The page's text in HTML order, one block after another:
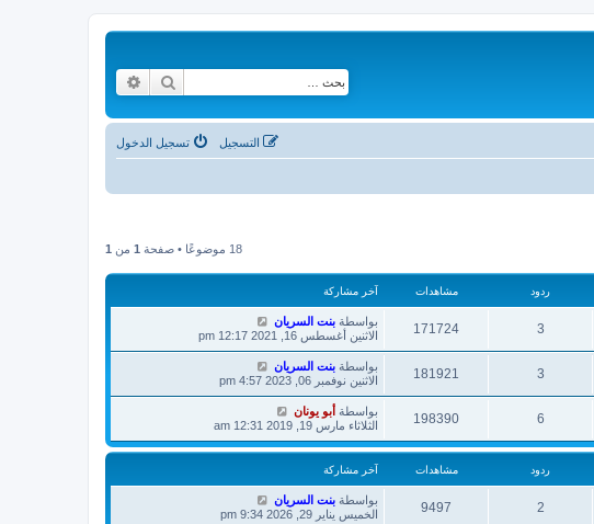
بحث
تسجيل الدخول التسجيل
18 موضوعًا • صفحة 1 من 1
ردود مشاهدات آخر مشاركة
3
171724 بواسطة بنت السريان
الاثنين أغسطس 16, 2021 12:17 pm
3
181921 بواسطة بنت السريان
الاثنين نوفمبر 06, 2023 4:57 pm
6
198390 بواسطة أبو يونان
الثلاثاء مارس 19, 2019 12:31 am
ردود مشاهدات آخر مشاركة
2
9497 بواسطة بنت السريان
الخميس يناير 29, 2026 9:34 pm